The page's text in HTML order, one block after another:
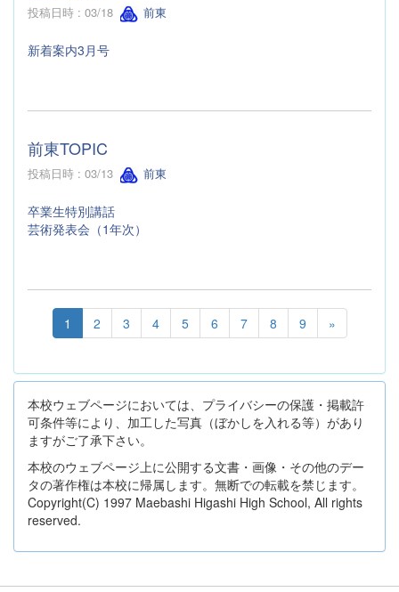
投稿日時 : 03/18 前東
新着案内3月号
前東TOPIC
投稿日時 : 03/13 前東
卒業生特別講話
芸術発表会（1年次）
1 2 3 4 5 6 7 8 9 »
本校ウェブページにおいては、プライバシーの保護・掲載許
可条件等により、加工した写真（ぼかしを入れる等）があり
ますがご了承下さい。
本校のウェブページ上に公開する文書・画像・その他のデー
タの著作権は本校に帰属します。無断での転載を禁じます。
Copyright(C) 1997 Maebashi Higashi High School, All rights
reserved.